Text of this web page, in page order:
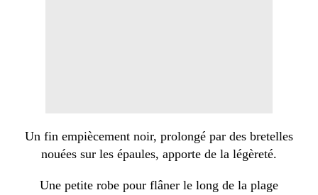
Un fin empiècement noir, prolongé par des bretelles
nouées sur les épaules, apporte de la légèreté.
Une petite robe pour flâner le long de la plage